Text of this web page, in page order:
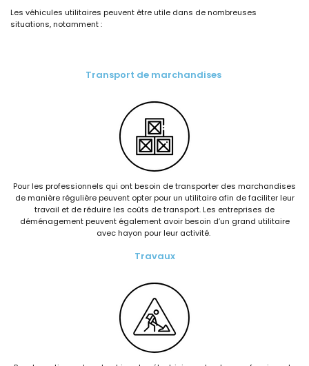
Les véhicules utilitaires peuvent être utile dans de nombreuses
situations, notamment :
Transport de marchandises
Pour les professionnels qui ont besoin de transporter des marchandises
de manière régulière peuvent opter pour un utilitaire afin de faciliter leur
travail et de réduire les coûts de transport. Les entreprises de
déménagement peuvent également avoir besoin d’un grand utilitaire
avec hayon pour leur activité.
Travaux